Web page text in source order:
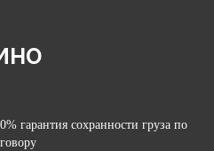
гарантия сохранности груза по